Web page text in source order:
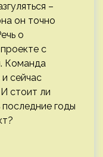
–
он точно
о
с
Команда
сейчас
стоит ли
годы